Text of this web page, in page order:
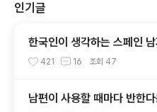
인기글
한국인이 생각하는 스페인
과 오해
421 16 조회 47
남편이 사용할 때마다 반한